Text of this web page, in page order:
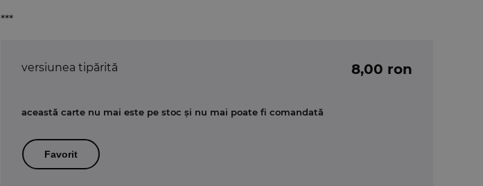
***
versiunea tipărită 8,00 ron
această carte nu mai este pe stoc și nu mai poate fi comandată
Favorit